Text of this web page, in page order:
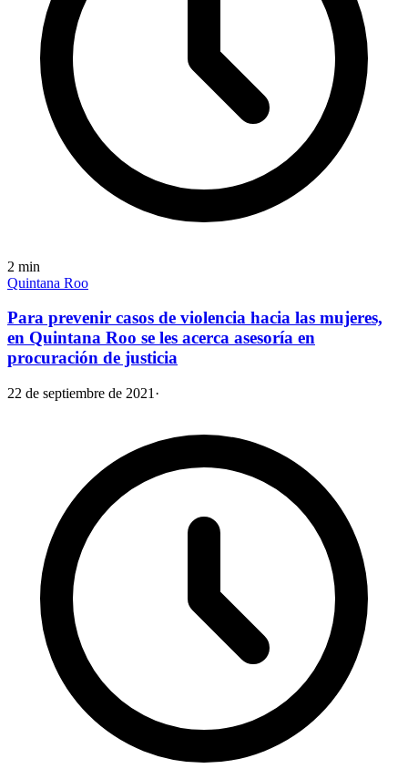
2 min
Quintana Roo
Para prevenir casos de violencia hacia las mujeres,
en Quintana Roo se les acerca asesoría en
procuración de justicia
22 de septiembre de 2021 ·